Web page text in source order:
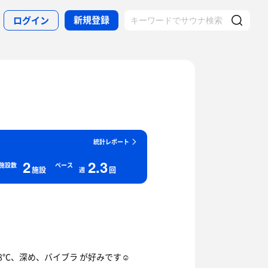
ログイン 新規登録
統計レポート
設数 2施設 ペース
週 2.3回
、深め、バイブラ が好みです☺️